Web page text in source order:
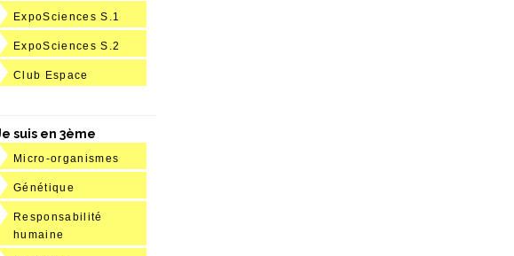
ExpoSciences S.1
ExpoSciences S.2
Club Espace
suis en 3ème
Micro-organismes
Génétique
Responsabilité
humaine